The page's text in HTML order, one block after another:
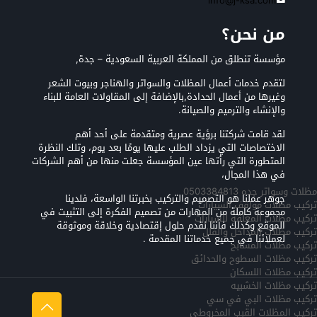
من نحن؟
مؤسسة تنطلق من المملكة العربية السعودية – جدة,
لتقدم خدمات أعمال المظلات والسواتر والهناجر وبيوت الشعر
وغيرها من أعمال الحدادة,بالإضافة إلى المقاولات العامة للبناء
والإنشاء والترميم والصيانة.
لقد قامت شركتنا برؤية عصرية ومتقدمة على أحد أهم
الاختصاصات التي يزداد الطلب عليها يومًا بعد يوم، وتلك النظرة
المتطورة التي رأتها عين المؤسسة جعلت منها من أهم الشركات
في هذا المجال،
جوهر عملنا هو التصميم والتركيب بخبرتنا الواسعة، فلدينا
مجموعة كاملة من المهارات من تصميم الفكرة إلى التثبيت في
الموقع وكذلك فأننا نقدم حلول إقتصادية وخلاقة وموثوقة
لعملائنا في جميع خدماتنا المقدمة .
مظلات وسواتر جده 0503384813
تركيب مظلات مواقف السيارات
تركيب مظلات المعلقه للسيارات
تركيب مظلات المداخل والفلل
تركيب مظلات المسابح
تركيب مظلات السطوح والحدائق
تركيب مظلات اللسكان
تركيب مظلات الخشبيه
تركيب مظلات البي في سي
تركيب المظلات القبب المخروطي